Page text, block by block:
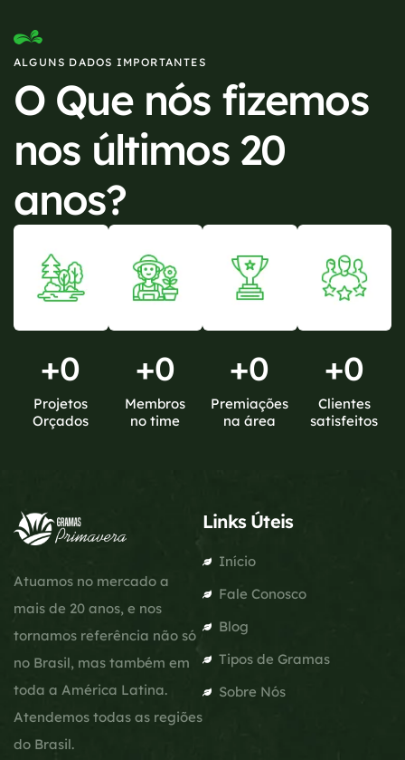
ALGUNS DADOS IMPORTANTES
O Que nós fizemos
nos últimos 20
anos?
+0
Projetos
Orçados
+0
Membros
no time
+0
Premiações
na área
+0
Clientes
satisfeitos
Atuamos no mercado a
mais de 20 anos, e nos
tornamos referência não só
no Brasil, mas também em
toda a América Latina.
Atendemos todas as regiões
do Brasil.
Links Úteis
Início
Fale Conosco
Blog
Tipos de Gramas
Sobre Nós